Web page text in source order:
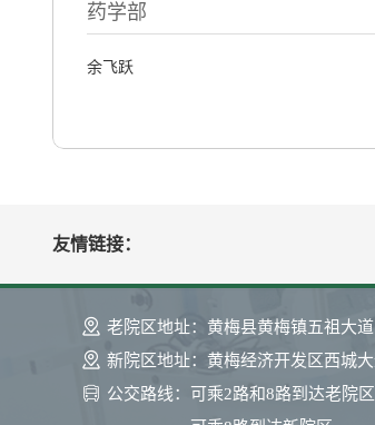
药学部
余飞跃
友情链接：
老院区地址： 黄梅县黄梅镇五祖大
新院区地址： 黄梅经济开发区西城
公交路线：
可乘2路和8路到达老院区